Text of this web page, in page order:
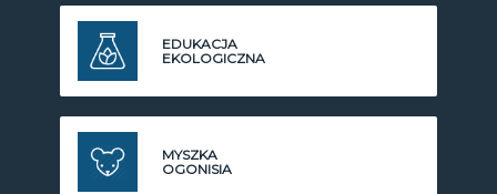
EDUKACJA
EKOLOGICZNA
MYSZKA
OGONISIA